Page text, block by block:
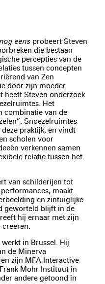
eens probeert Steven
die bestaan
percepties van de
tussen concepten
van Zen
door zijn moeder
heeft Steven onderzoek
Het
combinatie van de
Snoezelruimtes
praktijk, en vindt
scholen voor
verkennen samen
relatie tussen het
van schilderijen tot
maakt
en zintuiglijke
geworteld blijft in de
hij ernaar met zijn
creëren.
in Brussel. Hij
de Minerva
zijn MFA Interactive
Mohr Instituut in
andere getoond in